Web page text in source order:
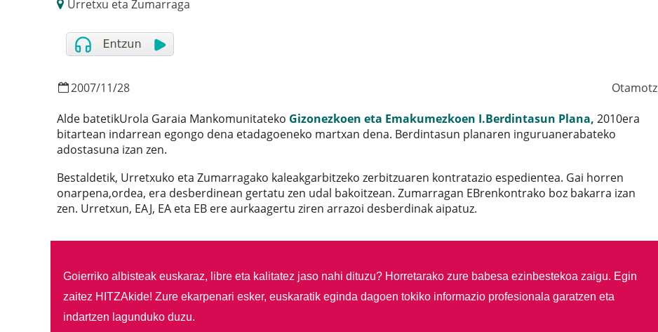
Urretxu eta Zumarraga
2007/11/28
Otamotz
Alde batetikUrola Garaia Mankomunitateko Gizonezkoen eta Emakumezkoen I.Berdintasun Plana, 2010era
bitartean indarrean egongo dena etadagoeneko martxan dena. Berdintasun planaren inguruanerabateko
adostasuna izan zen.
Bestaldetik, Urretxuko eta Zumarragako kaleakgarbitzeko zerbitzuaren kontratazio espedientea. Gai horren
onarpena,ordea, era desberdinean gertatu zen udal bakoitzean. Zumarragan EBrenkontrako boz bakarra izan
zen. Urretxun, EAJ, EA eta EB ere aurkaagertu ziren arrazoi desberdinak aipatuz.
Goierriko albisteak euskaraz, libre eta kalitatez jaso nahi dituzu? Horretarako zure babesa ezinbestekoa zaigu. Egin
zaitez HITZAkide! Zure ekarpenari esker, euskaratik eginda dagoen tokiko informazio profesionala garatzen eta
indartzen lagunduko duzu.